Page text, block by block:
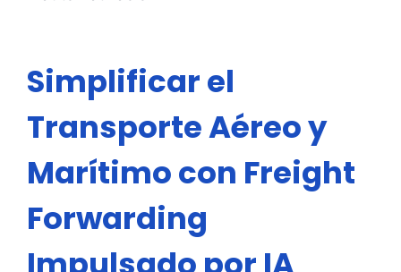
Simplificar el
Transporte Aéreo y
Marítimo con Freight
Forwarding